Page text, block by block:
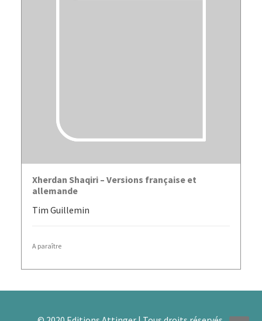
LIRE LA SUITE
Xherdan Shaqiri – Versions française et
allemande
Tim Guillemin
A paraître